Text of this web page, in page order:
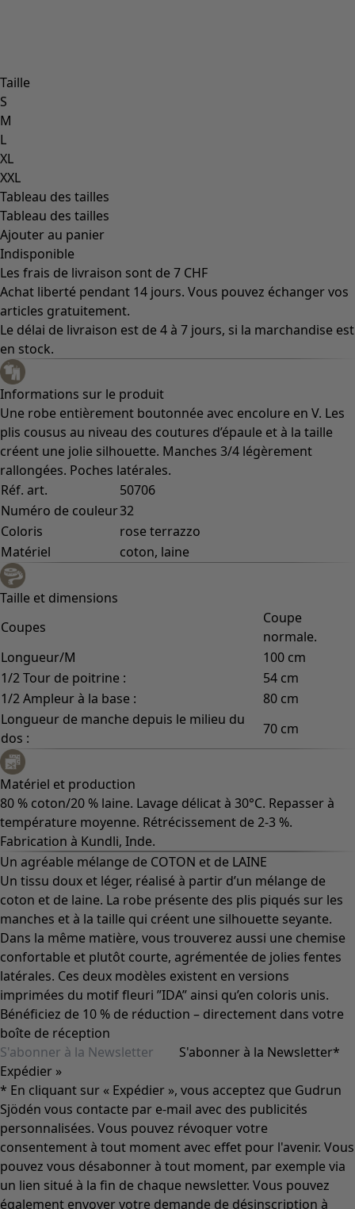
Taille
S
M
L
XL
XXL
Tableau des tailles
Tableau des tailles
Ajouter au panier
Indisponible
Les frais de livraison sont de 7 CHF
Achat liberté pendant 14 jours. Vous pouvez échanger vos
articles gratuitement.
Le délai de livraison est de 4 à 7 jours, si la marchandise est
en stock.
Informations sur le produit
Une robe entièrement boutonnée avec encolure en V. Les
plis cousus au niveau des coutures d’épaule et à la taille
créent une jolie silhouette. Manches 3/4 légèrement
rallongées. Poches latérales.
Réf. art.
50706
Numéro de couleur32
Coloris
rose terrazzo
Matériel
coton, laine
Taille et dimensions
Coupes
Coupe
normale.
Longueur/M
100 cm
1/2 Tour de poitrine :
54 cm
1/2 Ampleur à la base :
80 cm
Longueur de manche depuis le milieu du
dos :
70 cm
Matériel et production
80 % coton/20 % laine. Lavage délicat à 30°C. Repasser à
température moyenne. Rétrécissement de 2-3 %.
Fabrication à Kundli, Inde.
Un agréable mélange de COTON et de LAINE
Un tissu doux et léger, réalisé à partir d’un mélange de
coton et de laine. La robe présente des plis piqués sur les
manches et à la taille qui créent une silhouette seyante.
Dans la même matière, vous trouverez aussi une chemise
confortable et plutôt courte, agrémentée de jolies fentes
latérales. Ces deux modèles existent en versions
imprimées du motif fleuri ”IDA” ainsi qu’en coloris unis.
Bénéficiez de 10 % de réduction – directement dans votre
boîte de réception
S'abonner à la Newsletter*
Expédier »
* En cliquant sur « Expédier », vous acceptez que Gudrun
Sjödén vous contacte par e-mail avec des publicités
personnalisées. Vous pouvez révoquer votre
consentement à tout moment avec effet pour l'avenir. Vous
pouvez vous désabonner à tout moment, par exemple via
un lien situé à la fin de chaque newsletter. Vous pouvez
également envoyer votre demande de désinscription à